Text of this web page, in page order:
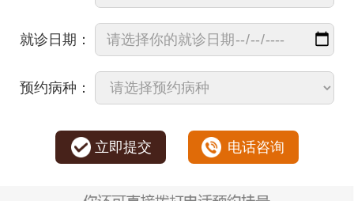
就诊日期：
预约病种：
立即提交 电话咨询